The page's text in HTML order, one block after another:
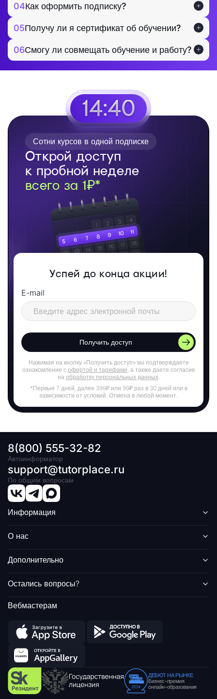
04Как оформить подписку?
05Получу ли я сертификат об обучении?
06Смогу ли совмещать обучение и работу?
14:39
Открой доступ
к пробной неделе
всего за 1₽*
Сотни курсов в одной подписке
Успей до конца акции!
E-mail
Получить доступ
Нажимая на кнопку «Получить доступ» вы подтверждаете
ознакомление с офертой и тарифами , а также даете согласие
на обработку персональных данных.
*Первые 7 дней, далее 399₽ или 99₽ раз в 30 дней или в
зависимости от условий. Отмена в любой момент.
8(800) 555-32-82
Автоинформатор
support@tutorplace.ru
По общим вопросам
Информация
О нас
Дополнительно
Остались вопросы?
Вебмастерам
ДЕБЮТ НА РЫНКЕ
Бизнес-премия
онлайн-образования